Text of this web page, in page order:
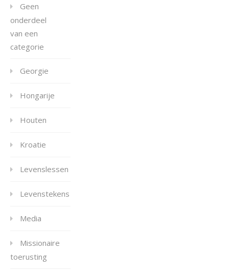
Geen
onderdeel
van een
categorie
Georgie
Hongarije
Houten
Kroatie
Levenslessen
Levenstekens
Media
Missionaire
toerusting